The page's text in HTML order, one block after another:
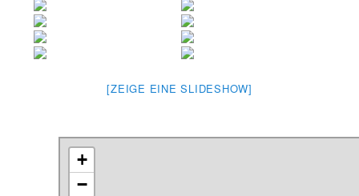
[ZEIGE EINE SLIDESHOW]
+
−